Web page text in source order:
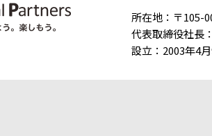
所在地：〒105-
代表取締役社長
設立：2003年4